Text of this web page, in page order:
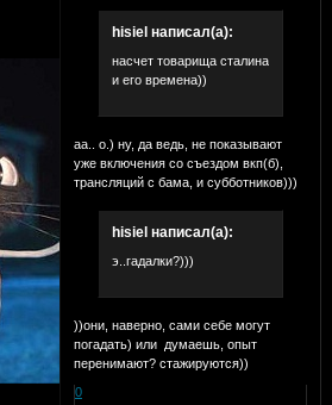
hisiel написал(а):
насчет товарища сталина
и его времена))
аа.. о.) ну, да ведь, не показывают
уже включения со съездом вкп(б),
трансляций с бама, и субботников)))
hisiel написал(а):
э..гадалки?)))
))они, наверно, сами себе могут
погадать) или думаешь, опыт
перенимают? стажируются))
0